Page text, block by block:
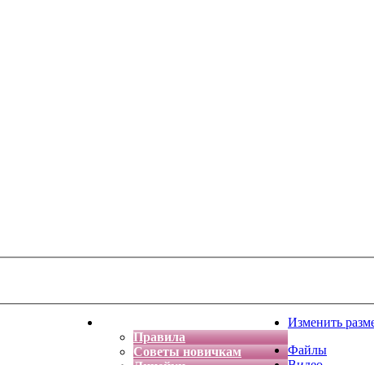
Детская фантазия
Правила
Советы новичкам
Изменить
Файлы